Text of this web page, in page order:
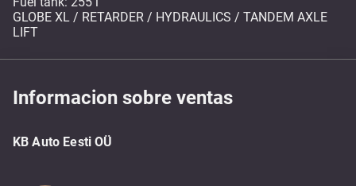
GLOBE XL / RETARDER / HYDRAULICS / TANDEM AXLE
LIFT
Informacion sobre ventas
KB Auto Eesti OÜ